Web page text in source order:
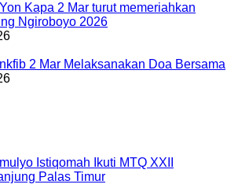
Kapa 2 Mar turut memeriahkan
Ngiroboyo 2026
2 Mar Melaksanakan Doa Bersama
Istiqomah Ikuti MTQ XXII
Palas Timur